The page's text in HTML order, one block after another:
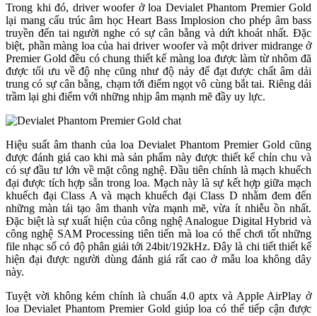
Trong khi đó, driver woofer ở loa Devialet Phantom Premier Gold
lại mang cấu trúc âm học Heart Bass Implosion cho phép âm bass
truyền đến tai người nghe có sự cân bằng và dứt khoát nhất. Đặc
biệt, phần màng loa của hai driver woofer và một driver midrange ở
Premier Gold đều có chung thiết kế màng loa được làm từ nhôm đã
được tối ưu về độ nhẹ cũng như độ nảy để đạt được chất âm dải
trung có sự cân bằng, chạm tới điểm ngọt vô cùng bắt tai. Riêng dải
trầm lại ghi điểm với những nhịp âm mạnh mẽ đầy uy lực.
Hiệu suất âm thanh của loa Devialet Phantom Premier Gold cũng
được đánh giá cao khi mà sản phẩm này được thiết kế chỉn chu và
có sự đầu tư lớn về mặt công nghệ. Đầu tiên chính là mạch khuếch
đại được tích hợp sẵn trong loa. Mạch này là sự kết hợp giữa mạch
khuếch đại Class A và mạch khuếch đại Class D nhằm đem đến
những màn tái tạo âm thanh vừa mạnh mẽ, vừa ít nhiễu ồn nhất.
Đặc biệt là sự xuất hiện của công nghệ Analogue Digital Hybrid và
công nghệ SAM Processing tiên tiến mà loa có thể chơi tốt những
file nhạc số có độ phân giải tới 24bit/192kHz. Đây là chi tiết thiết kế
hiện đại được người dùng đánh giá rất cao ở mẫu loa không dây
này.
Tuyệt vời không kém chính là chuẩn 4.0 aptx và Apple AirPlay ở
loa Devialet Phantom Premier Gold giúp loa có thể tiếp cận được